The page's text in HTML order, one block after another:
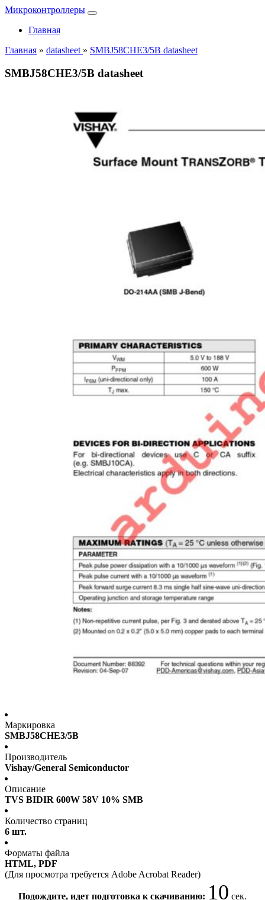
Микроконтроллеры
Главная
Главная » datasheet » SMBJ58CHE3/5B datasheet
SMBJ58CHE3/5B datasheet
Маркировка
SMBJ58CHE3/5B
Производитель
Vishay/General Semiconductor
Описание
TVS BIDIR 600W 58V 10% SMB
Количество страниц
6 шт.
Форматы файла
HTML, PDF
(Для просмотра требуется Adobe Acrobat Reader)
Подождите, идет подготовка к скачиванию: 10 сек.